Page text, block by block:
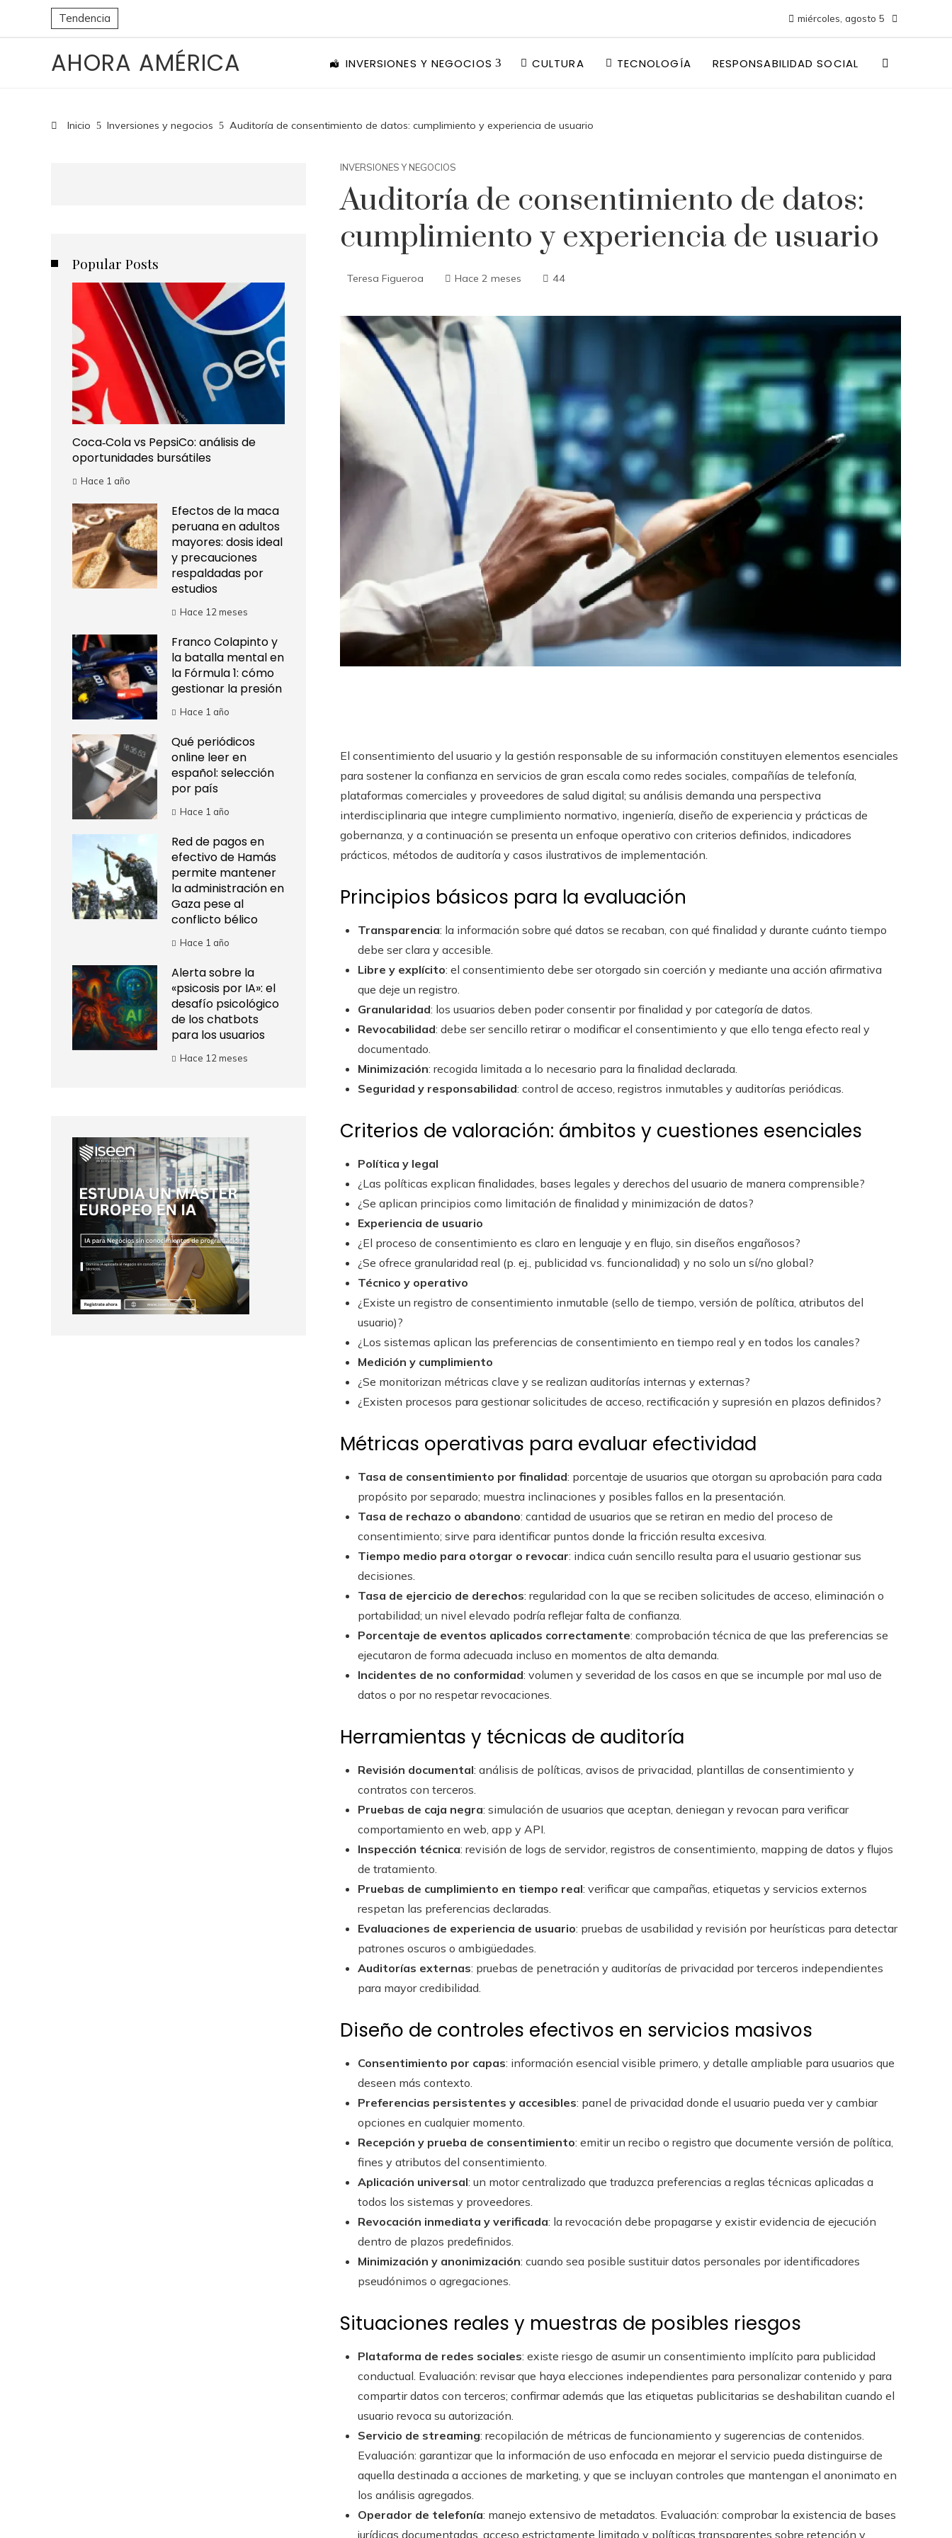
Tendencia miércoles, agosto 5
AHORA AMÉRICA INVERSIONES Y NEGOCIOS CULTURA TECNOLOGÍA RESPONSABILIDAD SOCIAL
Inicio Inversiones y negocios Auditoría de consentimiento de datos: cumplimiento y experiencia de usuario
INVERSIONES Y NEGOCIOS
Auditoría de consentimiento de datos:
cumplimiento y experiencia de usuario
Teresa Figueroa Hace 2 meses 44
El consentimiento del usuario y la gestión responsable de su información constituyen elementos esenciales
para sostener la confianza en servicios de gran escala como redes sociales, compañías de telefonía,
plataformas comerciales y proveedores de salud digital; su análisis demanda una perspectiva
interdisciplinaria que integre cumplimiento normativo, ingeniería, diseño de experiencia y prácticas de
gobernanza, y a continuación se presenta un enfoque operativo con criterios definidos, indicadores
prácticos, métodos de auditoría y casos ilustrativos de implementación.
Principios básicos para la evaluación
Transparencia: la información sobre qué datos se recaban, con qué finalidad y durante cuánto tiempo
debe ser clara y accesible.
Libre y explícito: el consentimiento debe ser otorgado sin coerción y mediante una acción afirmativa
que deje un registro.
Granularidad: los usuarios deben poder consentir por finalidad y por categoría de datos.
Revocabilidad: debe ser sencillo retirar o modificar el consentimiento y que ello tenga efecto real y
documentado.
Minimización: recogida limitada a lo necesario para la finalidad declarada.
Seguridad y responsabilidad: control de acceso, registros inmutables y auditorías periódicas.
Criterios de valoración: ámbitos y cuestiones esenciales
Política y legal
¿Las políticas explican finalidades, bases legales y derechos del usuario de manera comprensible?
¿Se aplican principios como limitación de finalidad y minimización de datos?
Experiencia de usuario
¿El proceso de consentimiento es claro en lenguaje y en flujo, sin diseños engañosos?
¿Se ofrece granularidad real (p. ej., publicidad vs. funcionalidad) y no solo un sí/no global?
Técnico y operativo
¿Existe un registro de consentimiento inmutable (sello de tiempo, versión de política, atributos del
usuario)?
¿Los sistemas aplican las preferencias de consentimiento en tiempo real y en todos los canales?
Medición y cumplimiento
¿Se monitorizan métricas clave y se realizan auditorías internas y externas?
¿Existen procesos para gestionar solicitudes de acceso, rectificación y supresión en plazos definidos?
Métricas operativas para evaluar efectividad
Tasa de consentimiento por finalidad: porcentaje de usuarios que otorgan su aprobación para cada
propósito por separado; muestra inclinaciones y posibles fallos en la presentación.
Tasa de rechazo o abandono: cantidad de usuarios que se retiran en medio del proceso de
consentimiento; sirve para identificar puntos donde la fricción resulta excesiva.
Tiempo medio para otorgar o revocar: indica cuán sencillo resulta para el usuario gestionar sus
decisiones.
Tasa de ejercicio de derechos: regularidad con la que se reciben solicitudes de acceso, eliminación o
portabilidad; un nivel elevado podría reflejar falta de confianza.
Porcentaje de eventos aplicados correctamente: comprobación técnica de que las preferencias se
ejecutaron de forma adecuada incluso en momentos de alta demanda.
Incidentes de no conformidad: volumen y severidad de los casos en que se incumple por mal uso de
datos o por no respetar revocaciones.
Herramientas y técnicas de auditoría
Revisión documental: análisis de políticas, avisos de privacidad, plantillas de consentimiento y
contratos con terceros.
Pruebas de caja negra: simulación de usuarios que aceptan, deniegan y revocan para verificar
comportamiento en web, app y API.
Inspección técnica: revisión de logs de servidor, registros de consentimiento, mapping de datos y flujos
de tratamiento.
Pruebas de cumplimiento en tiempo real: verificar que campañas, etiquetas y servicios externos
respetan las preferencias declaradas.
Evaluaciones de experiencia de usuario: pruebas de usabilidad y revisión por heurísticas para detectar
patrones oscuros o ambigüedades.
Auditorías externas: pruebas de penetración y auditorías de privacidad por terceros independientes
para mayor credibilidad.
Diseño de controles efectivos en servicios masivos
Consentimiento por capas: información esencial visible primero, y detalle ampliable para usuarios que
deseen más contexto.
Preferencias persistentes y accesibles: panel de privacidad donde el usuario pueda ver y cambiar
opciones en cualquier momento.
Recepción y prueba de consentimiento: emitir un recibo o registro que documente versión de política,
fines y atributos del consentimiento.
Aplicación universal: un motor centralizado que traduzca preferencias a reglas técnicas aplicadas a
todos los sistemas y proveedores.
Revocación inmediata y verificada: la revocación debe propagarse y existir evidencia de ejecución
dentro de plazos predefinidos.
Minimización y anonimización: cuando sea posible sustituir datos personales por identificadores
pseudónimos o agregaciones.
Situaciones reales y muestras de posibles riesgos
Plataforma de redes sociales: existe riesgo de asumir un consentimiento implícito para publicidad
conductual. Evaluación: revisar que haya elecciones independientes para personalizar contenido y para
compartir datos con terceros; confirmar además que las etiquetas publicitarias se deshabilitan cuando el
usuario revoca su autorización.
Servicio de streaming: recopilación de métricas de funcionamiento y sugerencias de contenidos.
Evaluación: garantizar que la información de uso enfocada en mejorar el servicio pueda distinguirse de
aquella destinada a acciones de marketing, y que se incluyan controles que mantengan el anonimato en
los análisis agregados.
Operador de telefonía: manejo extensivo de metadatos. Evaluación: comprobar la existencia de bases
jurídicas documentadas, acceso estrictamente limitado y políticas transparentes sobre retención y
Popular Posts
Coca‑Cola vs PepsiCo: análisis de
oportunidades bursátiles
Hace 1 año
Efectos de la maca
peruana en adultos
mayores: dosis ideal
y precauciones
respaldadas por
estudios
Hace 12 meses
Franco Colapinto y
la batalla mental en
la Fórmula 1: cómo
gestionar la presión
Hace 1 año
Qué periódicos
online leer en
español: selección
por país
Hace 1 año
Red de pagos en
efectivo de Hamás
permite mantener
la administración en
Gaza pese al
conflicto bélico
Hace 1 año
Alerta sobre la
«psicosis por IA»: el
desafío psicológico
de los chatbots
para los usuarios
Hace 12 meses